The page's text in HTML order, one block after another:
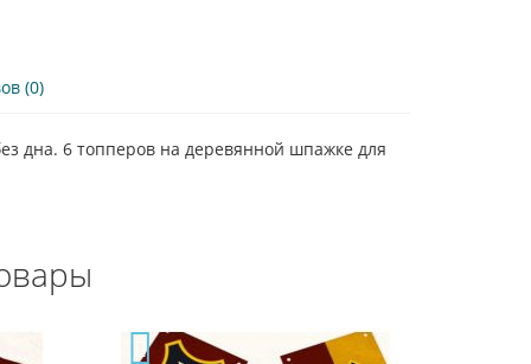
(0)
дна. 6 топперов на деревянной шпажке для